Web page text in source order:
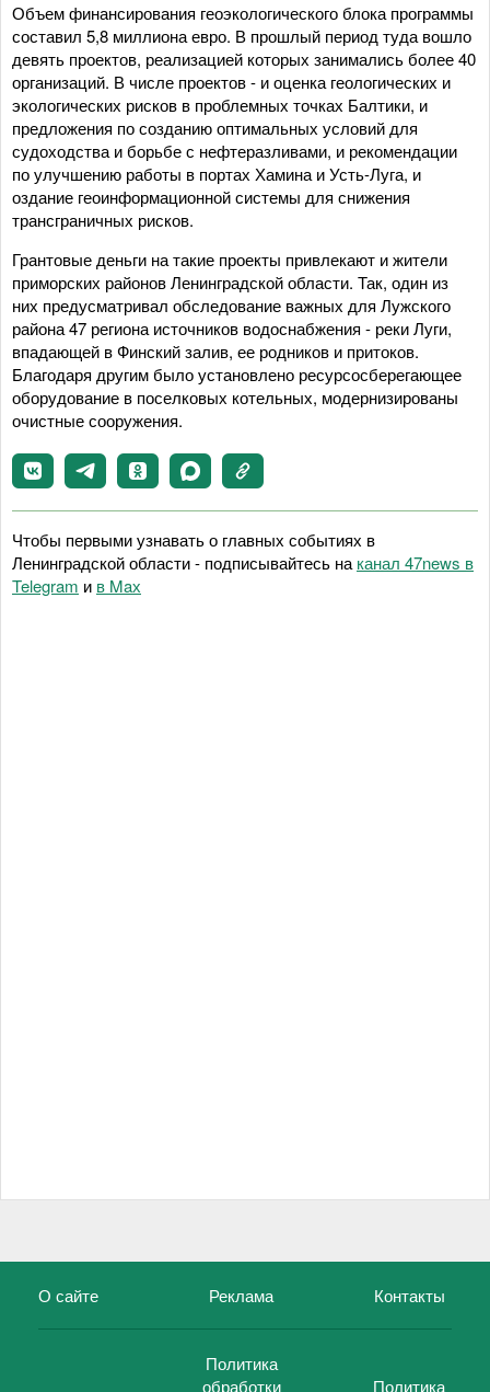
Объем финансирования геоэкологического блока программы
составил 5,8 миллиона евро. В прошлый период туда вошло
девять проектов, реализацией которых занимались более 40
организаций. В числе проектов - и оценка геологических и
экологических рисков в проблемных точках Балтики, и
предложения по созданию оптимальных условий для
судоходства и борьбе с нефтеразливами, и рекомендации
по улучшению работы в портах Хамина и Усть-Луга, и
оздание геоинформационной системы для снижения
трансграничных рисков.
Грантовые деньги на такие проекты привлекают и жители
приморских районов Ленинградской области. Так, один из
них предусматривал обследование важных для Лужского
района 47 региона источников водоснабжения - реки Луги,
впадающей в Финский залив, ее родников и притоков.
Благодаря другим было установлено ресурсосберегающее
оборудование в поселковых котельных, модернизированы
очистные сооружения.
Чтобы первыми узнавать о главных событиях в
Ленинградской области - подписывайтесь на канал 47news в
Telegram и в Maх
О сайте Реклама Контакты
Политика
обработки
Политика